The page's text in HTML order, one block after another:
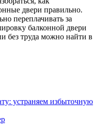
двери правильно.
переплачивать за
балконной двери
без труда можно найти в
устраняем избыточную